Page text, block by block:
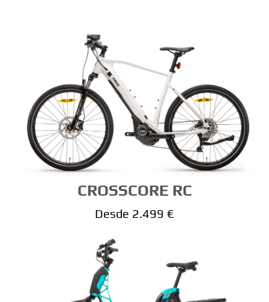
CROSSCORE RC
Desde 2.499 €